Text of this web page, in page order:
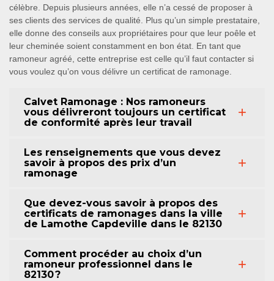
célèbre. Depuis plusieurs années, elle n’a cessé de proposer à
ses clients des services de qualité. Plus qu’un simple prestataire,
elle donne des conseils aux propriétaires pour que leur poêle et
leur cheminée soient constamment en bon état. En tant que
ramoneur agréé, cette entreprise est celle qu’il faut contacter si
vous voulez qu’on vous délivre un certificat de ramonage.
Calvet Ramonage : Nos ramoneurs
vous délivreront toujours un certificat
de conformité après leur travail
Les renseignements que vous devez
savoir à propos des prix d’un
ramonage
Que devez-vous savoir à propos des
certificats de ramonages dans la ville
de Lamothe Capdeville dans le 82130
Comment procéder au choix d’un
ramoneur professionnel dans le
82130 ?